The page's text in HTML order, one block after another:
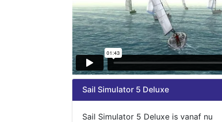
Sail Simulator 5 Deluxe
Sail Simulator 5 Deluxe is vanaf nu